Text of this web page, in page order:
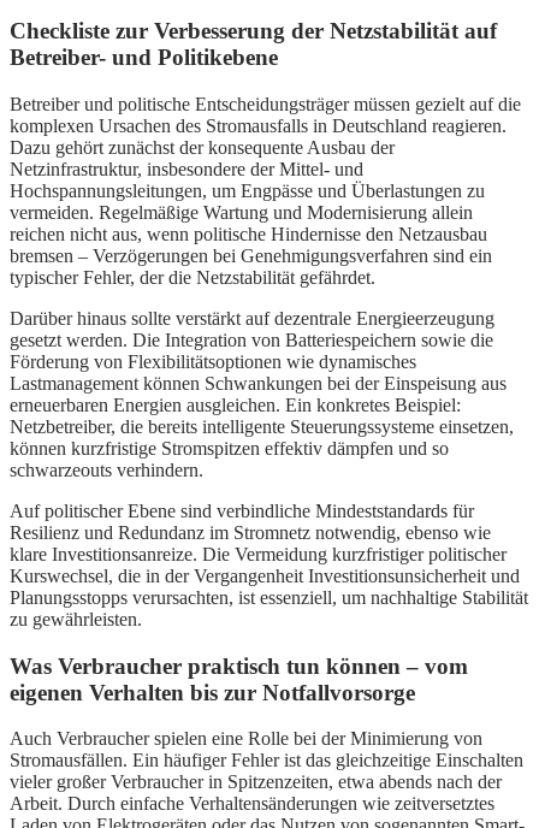
Checkliste zur Verbesserung der Netzstabilität auf
Betreiber- und Politikebene
Betreiber und politische Entscheidungsträger müssen gezielt auf die
komplexen Ursachen des Stromausfalls in Deutschland reagieren.
Dazu gehört zunächst der konsequente Ausbau der
Netzinfrastruktur, insbesondere der Mittel- und
Hochspannungsleitungen, um Engpässe und Überlastungen zu
vermeiden. Regelmäßige Wartung und Modernisierung allein
reichen nicht aus, wenn politische Hindernisse den Netzausbau
bremsen – Verzögerungen bei Genehmigungsverfahren sind ein
typischer Fehler, der die Netzstabilität gefährdet.
Darüber hinaus sollte verstärkt auf dezentrale Energieerzeugung
gesetzt werden. Die Integration von Batteriespeichern sowie die
Förderung von Flexibilitätsoptionen wie dynamisches
Lastmanagement können Schwankungen bei der Einspeisung aus
erneuerbaren Energien ausgleichen. Ein konkretes Beispiel:
Netzbetreiber, die bereits intelligente Steuerungssysteme einsetzen,
können kurzfristige Stromspitzen effektiv dämpfen und so
schwarzeouts verhindern.
Auf politischer Ebene sind verbindliche Mindeststandards für
Resilienz und Redundanz im Stromnetz notwendig, ebenso wie
klare Investitionsanreize. Die Vermeidung kurzfristiger politischer
Kurswechsel, die in der Vergangenheit Investitionsunsicherheit und
Planungsstopps verursachten, ist essenziell, um nachhaltige Stabilität
zu gewährleisten.
Was Verbraucher praktisch tun können – vom
eigenen Verhalten bis zur Notfallvorsorge
Auch Verbraucher spielen eine Rolle bei der Minimierung von
Stromausfällen. Ein häufiger Fehler ist das gleichzeitige Einschalten
vieler großer Verbraucher in Spitzenzeiten, etwa abends nach der
Arbeit. Durch einfache Verhaltensänderungen wie zeitversetztes